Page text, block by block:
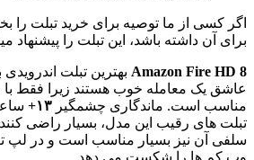
اگر کسی از ما توصیه برای خرید تبلت را
برای آن داشته باشد، این تبلت را پیشنهاد
Amazon Fire HD 8 بهترین تبلت
مناسب است. ماندگاری چشمگیر ۱۳+
تبلت های رقیب این مدل، بسیار راضی
سلفی آن نیز بسیار مناسب است و در لپ
وب کم ها را شکست می دهد.